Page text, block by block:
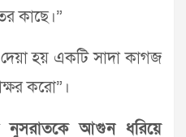
কাছে।”
হয় একটি সাদা কাগজ
করো”।
নুসরাতকে আগুন ধরিয়ে